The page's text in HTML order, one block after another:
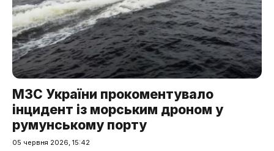
МЗС України прокоментувало
інцидент із морським дроном у
румунському порту
05 червня 2026, 15:42